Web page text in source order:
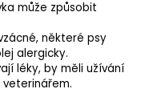
může způsobit
některé psy
alergicky.
léky, by měli užívání